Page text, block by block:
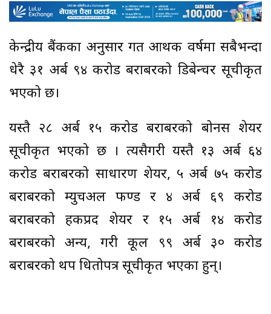
केन्द्रीय बैंकका अनुसार गत आर्थिक वर्षमा सबैभन्दा
धेरै ३१ अर्ब ९४ करोड बराबरको डिबेन्चर सूचीकृत
भएको छ।
यस्तै २८ अर्ब १५ करोड बराबरको बोनस शेयर
सूचीकृत भएको छ । त्यसैगरी यस्तै १३ अर्ब ६४
करोड बराबरको साधारण शेयर, ५ अर्ब ७५ करोड
बराबरको म्युचअल फण्ड र ४ अर्ब ६९ करोड
बराबरको हकप्रद शेयर र १५ अर्ब १४ करोड
बराबरको अन्य, गरी कूल ९९ अर्ब ३० करोड
बराबरको थप धितोपत्र सूचीकृत भएका हुन्।